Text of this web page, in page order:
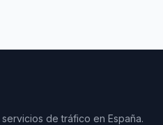
de tráfico en España.